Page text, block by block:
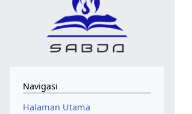
Navigasi
Halaman Utama